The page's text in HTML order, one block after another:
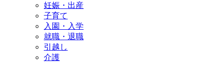
妊娠・出産
子育て
入園・入学
就職・退職
引越し
介護